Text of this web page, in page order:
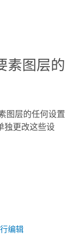
素图层的
图层的任何设置
独更改这些设
编辑